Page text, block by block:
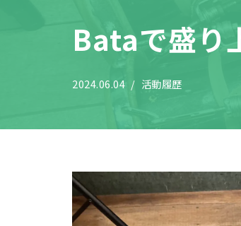
Bataで盛り
2024.06.04 活動履歴